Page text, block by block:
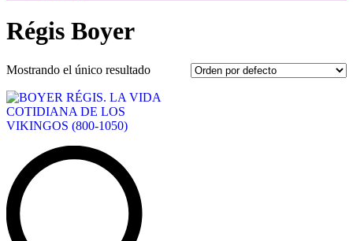
Régis Boyer
Mostrando el único resultado